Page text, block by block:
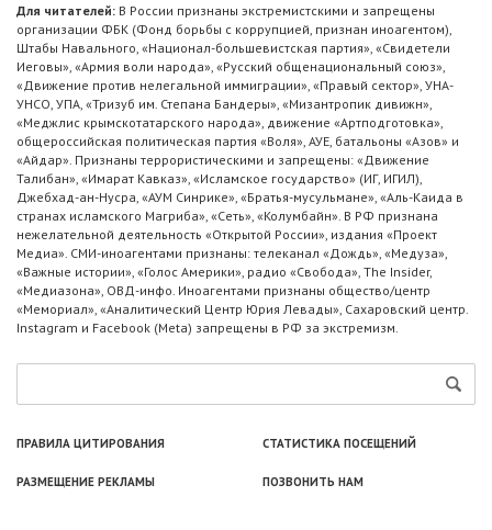
Для читателей: В России признаны экстремистскими и запрещены
организации ФБК (Фонд борьбы с коррупцией, признан иноагентом),
Штабы Навального, «Национал-большевистская партия», «Свидетели
Иеговы», «Армия воли народа», «Русский общенациональный союз»,
«Движение против нелегальной иммиграции», «Правый сектор», УНА-
УНСО, УПА, «Тризуб им. Степана Бандеры», «Мизантропик дивижн»,
«Меджлис крымскотатарского народа», движение «Артподготовка»,
общероссийская политическая партия «Воля», АУЕ, батальоны «Азов» и
«Айдар». Признаны террористическими и запрещены: «Движение
Талибан», «Имарат Кавказ», «Исламское государство» (ИГ, ИГИЛ),
Джебхад-ан-Нусра, «АУМ Синрике», «Братья-мусульмане», «Аль-Каида в
странах исламского Магриба», «Сеть», «Колумбайн». В РФ признана
нежелательной деятельность «Открытой России», издания «Проект
Медиа». СМИ-иноагентами признаны: телеканал «Дождь», «Медуза»,
«Важные истории», «Голос Америки», радио «Свобода», The Insider,
«Медиазона», ОВД-инфо. Иноагентами признаны общество/центр
«Мемориал», «Аналитический Центр Юрия Левады», Сахаровский центр.
Instagram и Facebook (Metа) запрещены в РФ за экстремизм.
ПРАВИЛА ЦИТИРОВАНИЯ СТАТИСТИКА ПОСЕЩЕНИЙ
РАЗМЕЩЕНИЕ РЕКЛАМЫ ПОЗВОНИТЬ НАМ